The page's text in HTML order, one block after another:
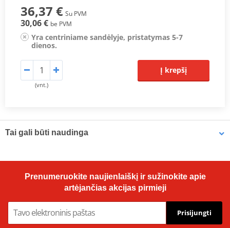
36,37 € Su PVM
30,06 € be PVM
Yra centriniame sandėlyje, pristatymas 5-7
dienos.
(vnt.)
Į krepšį
Tai gali būti naudinga
Prenumeruokite naujienlaiškį ir sužinokite apie
artėjančias akcijas pirmieji
Prisijungti